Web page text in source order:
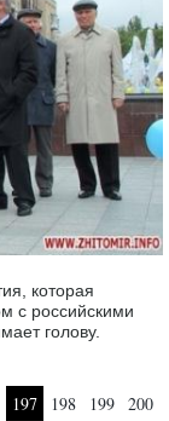
которая
с российскими
голову.
197 198 199
200